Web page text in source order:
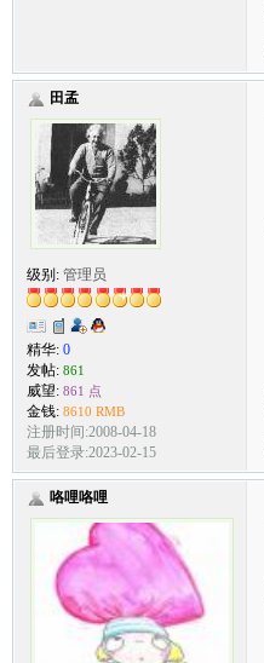
田孟
级别: 管理员
精华: 0
发帖: 861
威望: 861 点
金钱: 8610 RMB
注册时间:2008-04-18
最后登录:2023-02-15
咯哩咯哩